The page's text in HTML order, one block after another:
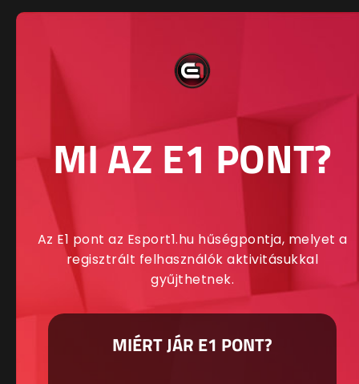
MI AZ E1 PONT?
Az E1 pont az Esport1.hu hűségpontja, melyet a
regisztrált felhasználók aktivitásukkal
gyűjthetnek.
MIÉRT JÁR E1 PONT?